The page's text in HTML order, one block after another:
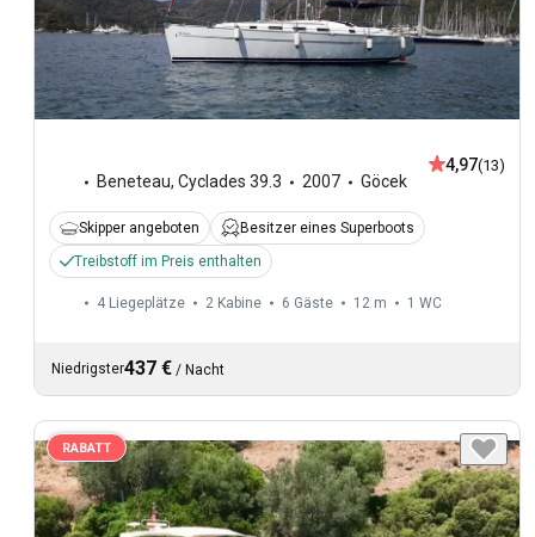
Beneteau, Cyclades 39.3 2007 Göcek
4,97(13)
Skipper angeboten
Besitzer eines Superboots
Treibstoff im Preis enthalten
4 Liegeplätze 2 Kabine 6 Gäste 12 m 1 WC
Niedrigster437 € / Nacht
RABATT